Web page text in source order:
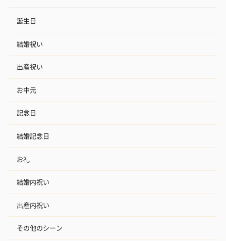
誕生日
結婚祝い
出産祝い
お中元
記念日
結婚記念日
お礼
結婚内祝い
出産内祝い
その他のシーン